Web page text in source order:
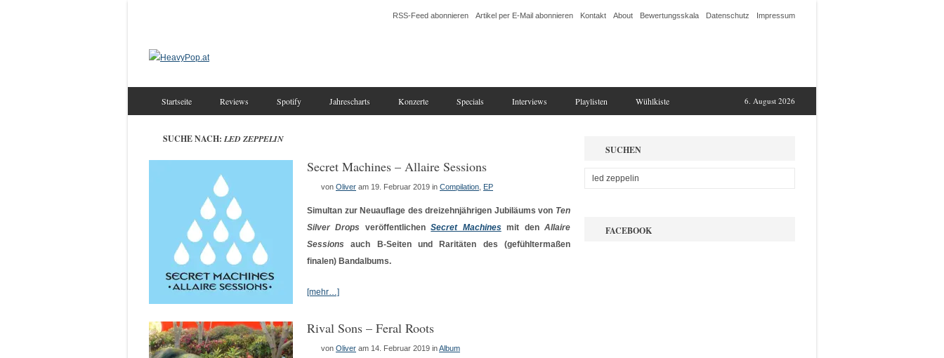
RSS-Feed abonnieren Artikel per E-Mail abonnieren Kontakt About Bewertungsskala Datenschutz Impressum
6. August 2026
Startseite Reviews Spotify Jahrescharts Konzerte Specials Interviews Playlisten Wühlkiste
SUCHE NACH: LED ZEPPELIN
Secret Machines – Allaire Sessions
von Oliver am 19. Februar 2019 in Compilation EP
Simultan zur Neuauflage des dreizehnjährigen Jubiläums von Ten
Silver Drops
veröffentlichenSecret Machinesmit denAllaire
Sessions auch B-Seiten und Raritäten des (gefühltermaßen
finalen) Bandalbums.
[mehr…]
Rival Sons – Feral Roots
von Oliver am 14. Februar 2019 inAlbum
SUCHEN
FACEBOOK